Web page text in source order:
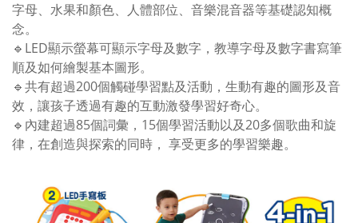
字母、水果和顏色、人體部位、音樂混音器等基礎認知概
念。
🔹LED顯示螢幕可顯示字母及數字，教導字母及數字書寫筆
順及如何繪製基本圖形。
🔹共有超過200個觸碰學習點及活動，生動有趣的圖形及音
效，讓孩子透過有趣的互動激發學習好奇心。
🔹內建超過85個詞彙，15個學習活動以及20多個歌曲和旋
律，在創造與探索的同時， 享受更多的學習樂趣。